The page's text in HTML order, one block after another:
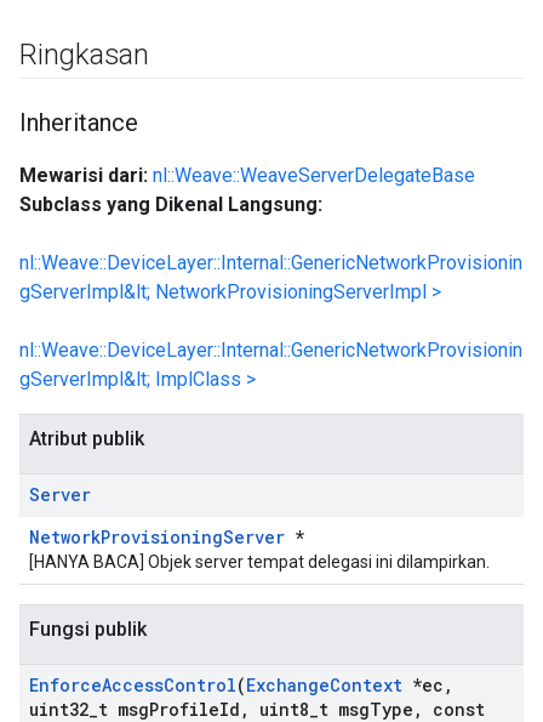
Ringkasan
Inheritance
Mewarisi dari: nl::Weave::WeaveServerDelegateBase
Subclass yang Dikenal Langsung:
nl::Weave::DeviceLayer::Internal::GenericNetworkProvisionin
gServerImpl&lt; NetworkProvisioningServerImpl >
nl::Weave::DeviceLayer::Internal::GenericNetworkProvisionin
gServerImpl&lt; ImplClass >
Atribut publik
Server
NetworkProvisioningServer *
[HANYA BACA] Objek server tempat delegasi ini dilampirkan.
Fungsi publik
EnforceAccessControl(ExchangeContext *ec ,
uint32 t msgProfileId , uint8 t msgType ,
const